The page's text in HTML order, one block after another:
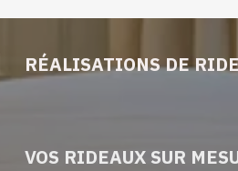
RÉALISATIONS DE
VOS RIDEAUX SUR